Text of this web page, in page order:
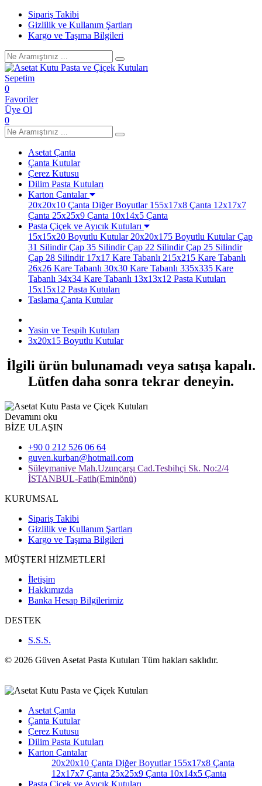
Sipariş Takibi
Gizlilik ve Kullanım Şartları
Kargo ve Taşıma Bilgileri
Sepetim
0
Favoriler
Üye Ol
0
Asetat Çanta
Çanta Kutular
Çerez Kutusu
Dilim Pasta Kutuları
Karton Çantalar
20x20x10 Çanta Diğer Boyutlar155x17x8 Çanta 12x17x7
Çanta 25x25x9 Çanta 10x14x5 Çanta
Pasta Çiçek ve Ayıcık Kutuları
15x15x20 Boyutlu Kutular20x20x175 Boyutlu KutularÇap
31 SilindirÇap 35 SilindirÇap 22 SilindirÇap 25 Silindir
Çap 28 Silindir17x17 Kare Tabanlı 215x215 Kare Tabanlı
26x26 Kare Tabanlı 30x30 Kare Tabanlı 335x335 Kare
Tabanlı 34x34 Kare Tabanlı 13x13x12 Pasta Kutuları
15x15x12 Pasta Kutuları
Taslama Çanta Kutular
Yasin ve Tespih Kutuları
3x20x15 Boyutlu Kutular
İlgili ürün bulunamadı veya satışa kapalı.
Lütfen daha sonra tekrar deneyin.
Devamını oku
BİZE ULAŞIN
+90 0 212 526 06 64
guven.kurban@hotmail.com
Süleymaniye Mah.Uzunçarşı Cad.Tesbihçi Sk. No:2/4
İSTANBUL-Fatih(Eminönü)
KURUMSAL
Sipariş Takibi
Gizlilik ve Kullanım Şartları
Kargo ve Taşıma Bilgileri
MÜŞTERİ HİZMETLERİ
İletişim
Hakkımızda
Banka Hesap Bilgilerimiz
DESTEK
S.S.S.
© 2026 Güven Asetat Pasta Kutuları Tüm hakları saklıdır.
Asetat Çanta
Çanta Kutular
Çerez Kutusu
Dilim Pasta Kutuları
Karton Çantalar
20x20x10 Çanta Diğer Boyutlar155x17x8 Çanta
12x17x7 Çanta 25x25x9 Çanta 10x14x5 Çanta
Pasta Çiçek ve Ayıcık Kutuları